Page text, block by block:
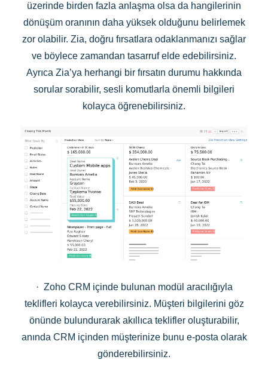
üzerinde birden fazla anlaşma olsa da hangilerinin
dönüşüm oranının daha yüksek olduğunu belirlemek
zor olabilir. Zia, doğru fırsatlara odaklanmanızı sağlar
ve böylece zamandan tasarruf elde edebilirsiniz.
Ayrıca Zia’ya herhangi bir fırsatın durumu hakkında
sorular sorabilir, sesli komutlarla önemli bilgileri
kolayca öğrenebilirsiniz.
· Zoho CRM içinde bulunan modül aracılığıyla
teklifleri kolayca verebilirsiniz. Müşteri bilgilerini göz
önünde bulundurarak akıllıca teklifler oluşturabilir,
anında CRM içinden müşterinize bunu e-posta olarak
gönderebilirsiniz.